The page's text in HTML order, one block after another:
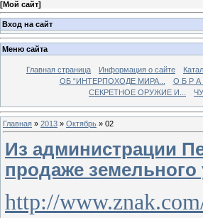
[Мой сайт]
Вход на сайт
Меню сайта
Главная страница Информация о сайте
ОБ “ИНТЕРПОХОДЕ МИРА...
О Б Р А
СЕКРЕТНОЕ ОРУЖИЕ И...
Главная » 2013 » Октябрь » 02
Из администрации
продаже
http://